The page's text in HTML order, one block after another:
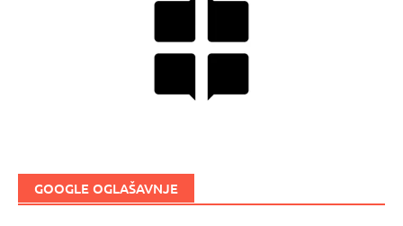
GOOGLE OGLAŠAVNJE